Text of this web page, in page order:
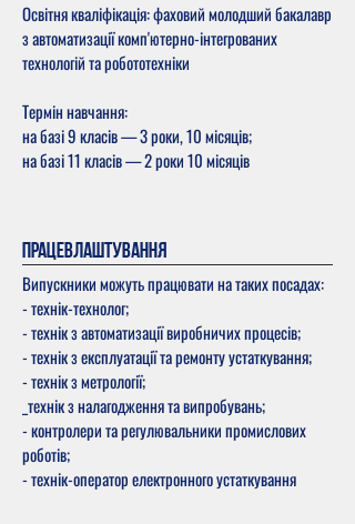
Освітня кваліфікація: фаховий молодший бакалавр
з автоматизації комп'ютерно-інтегрованих
технологій та робототехніки
Термін навчання:
на базі 9 класів — 3 роки, 10 місяців;
на базі 11 класів — 2 роки 10 місяців
Працевлаштування
Випускники можуть працювати на таких посадах:
- технік-технолог;
- технік з автоматизації виробничих процесів;
- технік з експлуатації та ремонту устаткування;
- технік з метрології;
_технік з налагодження та випробувань;
- контролери та регулювальники промислових
роботів;
- технік-оператор електронного устаткування